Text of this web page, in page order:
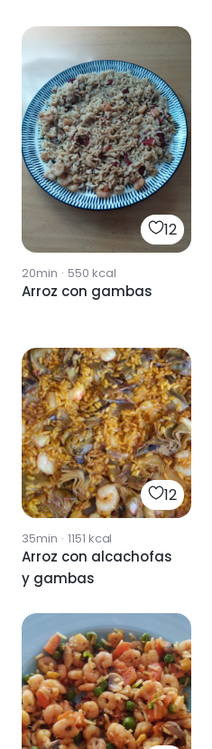
12
20min · 550 kcal
Arroz con gambas
12
35min · 1151 kcal
Arroz con alcachofas
y gambas